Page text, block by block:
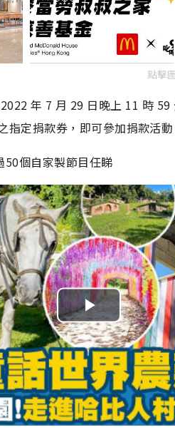
點擊
年 7 月 29 日晚上 11 時
指定捐款券，即可參加捐款活動
個自家製節目任睇
P
l
a
y